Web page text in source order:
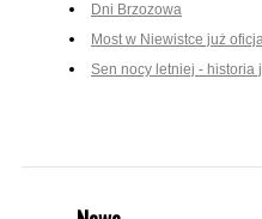
Dni Brzozowa
Most w Niewistce już
Sen nocy letniej - historia